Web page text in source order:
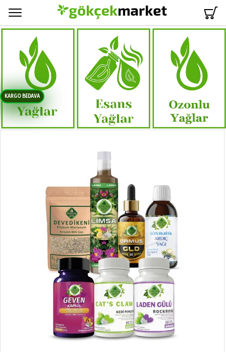
KARGO BEDAVA